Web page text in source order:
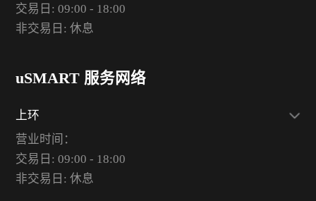
交易日: 09:00 - 18:00
非交易日: 休息
uSMART 服务网络
上环
营业时间：
交易日: 09:00 - 18:00
非交易日: 休息